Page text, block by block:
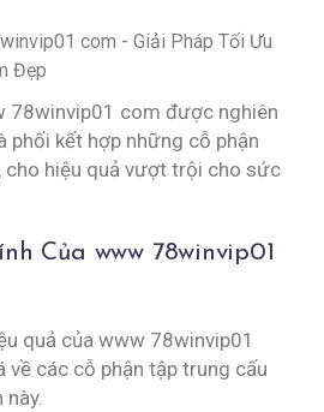
78winvip01 com được nghiên
phối kết hợp những cỗ phận
cho hiệu quả vượt trội cho sức
Của www 78winvip01
quả của www 78winvip01
về các cỗ phận tập trung cấu
này.